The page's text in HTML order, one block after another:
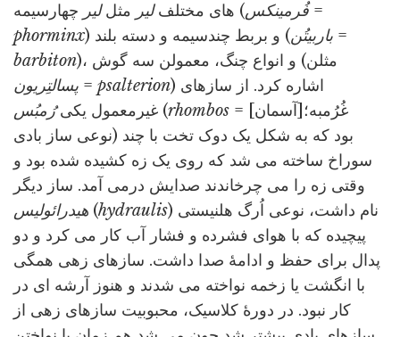
های مختلفلیر مثللیر چهارسیمه (فُرمینکس=
phorminx
) و بربط چندسیمه و دسته بلند (باربیتُن =
barbiton
)، و انواع چنگ، معمولن سه گوش (مثلن
پسالتِریون = psalterion) اشاره کرد. از سازهای
غیرمعمول یکیرُمبُس (rhombos = [آسمان]غُرُمبه؛
نوعی ساز بادی) بود که به شکل یک دوک تخت با چند
سوراخ ساخته می شد که روی یک زه کشیده شده بود و
وقتی زه را می چرخاندند صدایش درمی آمد. ساز دیگر
هیدرائولیس (hydraulis) نام داشت، نوعی اُرگ هلنیستی
پیچیده که با هوای فشرده و فشار آب کار می کرد و دو
پدال برای حفظ و ادامۀ صدا داشت. سازهای زهی همگی
با انگشت یا زخمه نواخته می شدند و هنوز آرشه ای در
کار نبود. در دورۀ کلاسیک، محبوبیت سازهای زهی از